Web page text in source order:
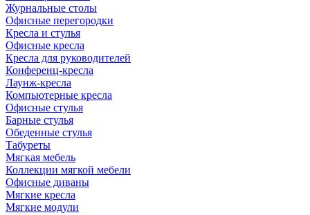
Журнальные столы
Офисные перегородки
Кресла и стулья
Офисные кресла
Кресла для руководителей
Конференц-кресла
Лаунж-кресла
Компьютерные кресла
Офисные стулья
Барные стулья
Обеденные стулья
Табуреты
Мягкая мебель
Коллекции мягкой мебели
Офисные диваны
Мягкие кресла
Мягкие модули